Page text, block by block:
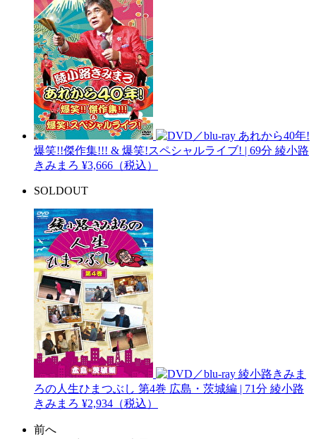
あれから40年!
爆笑!!傑作集!!! & 爆笑!スペシャルライブ! | 69分 綾小路
きみまろ ¥3,666（税込）
SOLDOUT
綾小路きみま
ろの人生ひまつぶし 第4巻 広島・茨城編 | 71分 綾小路
きみまろ ¥2,934（税込）
前へ